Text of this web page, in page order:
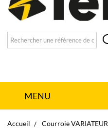
MENU
Accueil Courroie VARIATEUR